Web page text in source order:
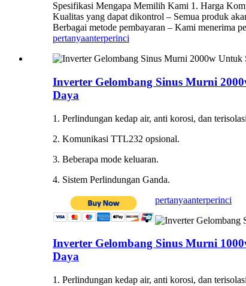
Spesifikasi Mengapa Memilih Kami 1. Harga
Kualitas yang dapat dikontrol – Semua produk
Berbagai metode pembayaran – Kami menerima
pertanyaanterperinci
Inverter Gelombang Sinus Murni
Daya
1. Perlindungan kedap air, anti korosi, dan
2. Komunikasi TTL232 opsional.
3. Beberapa mode keluaran.
4. Sistem Perlindungan Ganda.
pertanyaanterperinci
Inverter Gelombang Sinus Murni
Daya
1. Perlindungan kedap air, anti korosi, dan